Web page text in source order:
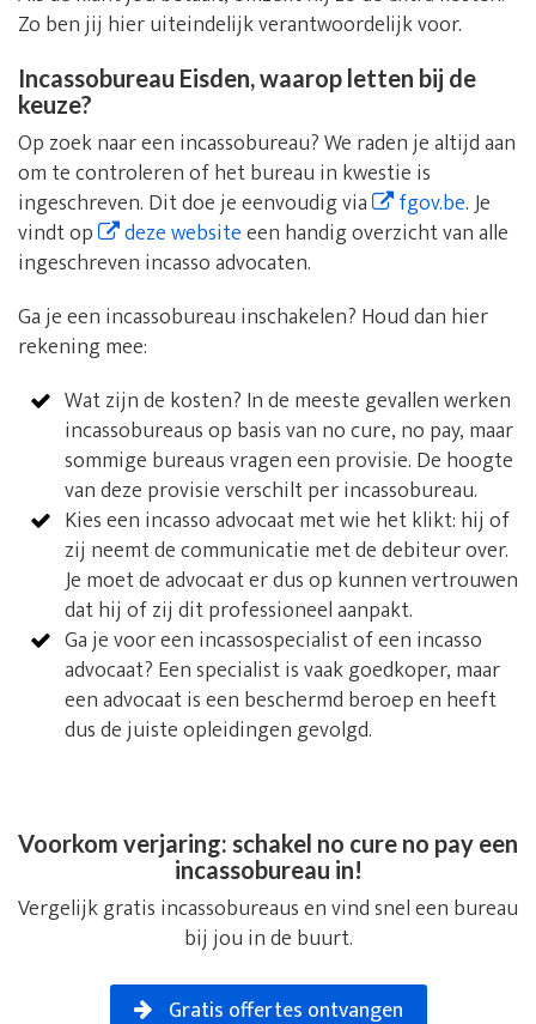
Zo ben jij hier uiteindelijk verantwoordelijk voor.
Incassobureau Eisden, waarop letten bij de
keuze?
Op zoek naar een incassobureau? We raden je altijd aan
om te controleren of het bureau in kwestie is
ingeschreven. Dit doe je eenvoudig via
fgov.be. Je
vindt op
deze websiteeen handig overzicht van alle
ingeschreven incasso advocaten.
Ga je een incassobureau inschakelen? Houd dan hier
rekening mee:
Wat zijn de kosten? In de meeste gevallen werken
incassobureaus op basis van no cure, no pay, maar
sommige bureaus vragen een provisie. De hoogte
van deze provisie verschilt per incassobureau.
Kies een incasso advocaat met wie het klikt: hij of
zij neemt de communicatie met de debiteur over.
Je moet de advocaat er dus op kunnen vertrouwen
dat hij of zij dit professioneel aanpakt.
Ga je voor een incassospecialist of een incasso
advocaat? Een specialist is vaak goedkoper, maar
een advocaat is een beschermd beroep en heeft
dus de juiste opleidingen gevolgd.
Voorkom verjaring: schakel no cure no pay een
incassobureau in!
Vergelijk gratis incassobureaus en vind snel een bureau
bij jou in de buurt.
Gratis offertes ontvangen